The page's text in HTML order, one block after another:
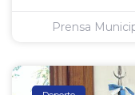
Prensa